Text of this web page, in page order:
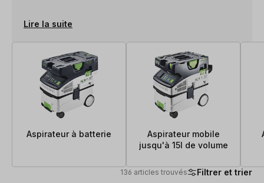
Lire la suite
Aspirateur à batterie
Aspirateur mobile
jusqu'à 15l de volume
136 articles trouvés Filtrer et trier